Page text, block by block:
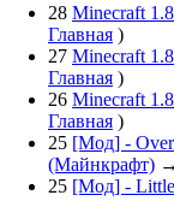
28 Minecraft
Главная )
27 Minecraft
Главная )
26 Minecraft
Главная )
25 [Мод] -
(Майнкрафт) →
25 [Мод] -